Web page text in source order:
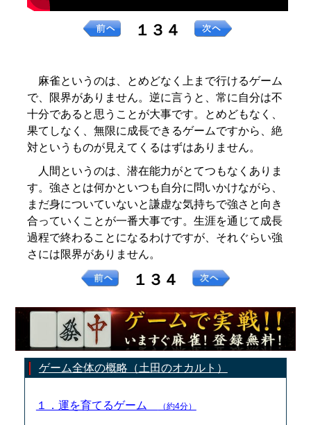
１３４
麻雀というのは、とめどなく上まで行けるゲーム
で、限界がありません。逆に言うと、常に自分は不
十分であると思うことが大事です。とめどもなく、
果てしなく、無限に成長できるゲームですから、絶
対というものが見えてくるはずはありません。
人間というのは、潜在能力がとてつもなくありま
す。強さとは何かといつも自分に問いかけながら、
まだ身についていないと謙虚な気持ちで強さと向き
合っていくことが一番大事です。生涯を通じて成長
過程で終わることになるわけですが、それぐらい強
さには限界がありません。
１３４
ゲーム全体の概略（土田のオカルト）
１．運を育てるゲーム （約4分）